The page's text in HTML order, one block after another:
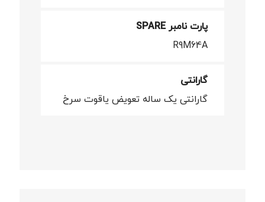
پارت نامبر SPARE
R9M64A
گارانتی
گارانتی یک ساله تعویض یاقوت سرخ